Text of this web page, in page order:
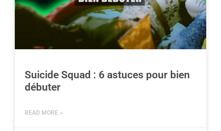
Suicide Squad : 6 astuces pour bien
débuter
READ MORE »